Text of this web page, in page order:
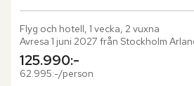
Flyg och hotell, 1 vecka, 2 vuxna
Avresa 1 juni 2027 från Stockholm
125.990:-
62.995:-/person